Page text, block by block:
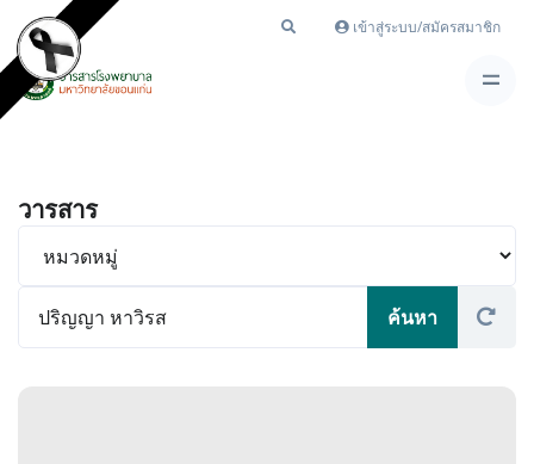
เข้าสู่ระบบ/สมัครสมาชิก
วารสาร